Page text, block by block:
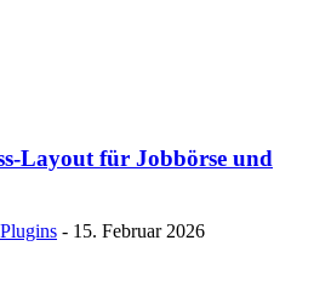
Layout für Jobbörse und
- 15. Februar 2026